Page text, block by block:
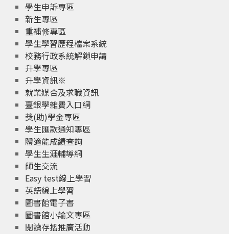
學生申訴專區
新生專區
重補修專區
學生學習歷程檔案系統
校務行政系統解鎖申請
升學專區
升學資訊※
就業媒合及求職資訊
臺銀學雜費入口網
獎(助)學金專區
學生匯款通知專區
體適能成績查詢
學生生涯輔導網
師生交流
Easy test線上學習
英語線上學習
圖書館電子書
圖書館小論文專區
閱讀存摺推廣活動